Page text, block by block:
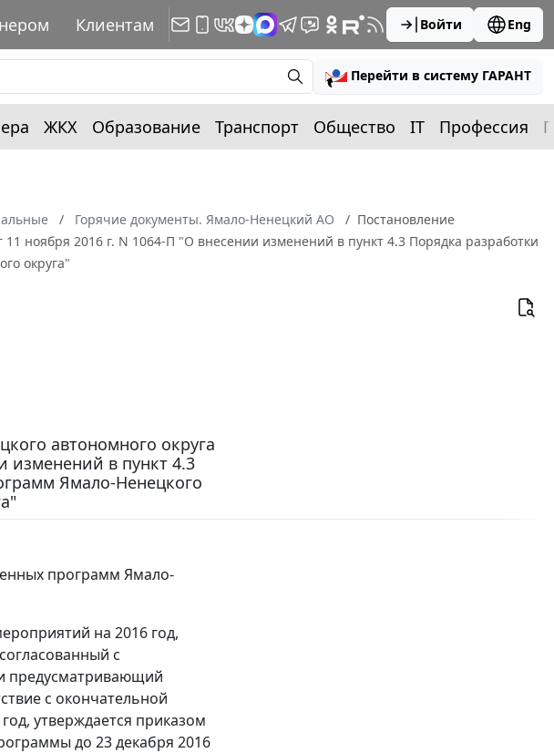
Клиентам Войти Eng
Перейти в систему ГАРАНТ
ЖКХ Образование Транспорт Общество IT Профессия
Горячие документы. Ямало-Ненецкий АО
Постановление
ноября 2016 г. N 1064-П "О внесении изменений в пункт 4.3 Порядка разработки
округа"
автономного округа
изменений в пункт 4.3
Ямало-Ненецкого
программ Ямало-
на 2016 год,
с
предусматривающий
с окончательной
утверждается приказом
до 23 декабря 2016